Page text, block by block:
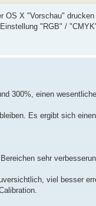
X "Vorschau"
"RGB" /
300%, einen
Es ergibt sich einen
sehr
viel besser